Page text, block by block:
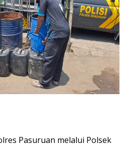
Pasuruan melalui Polsek